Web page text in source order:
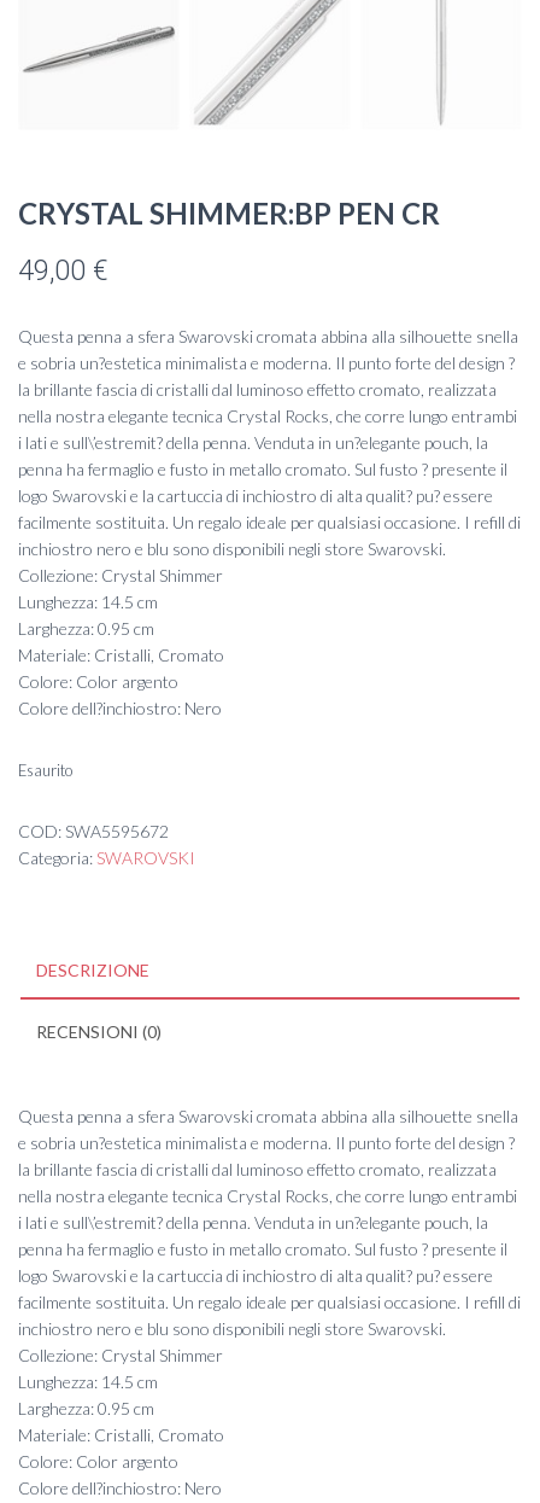
CRYSTAL SHIMMER:BP PEN CR
49,00 €
Questa penna a sfera Swarovski cromata abbina alla silhouette snella
e sobria un?estetica minimalista e moderna. Il punto forte del design ?
la brillante fascia di cristalli dal luminoso effetto cromato, realizzata
nella nostra elegante tecnica Crystal Rocks, che corre lungo entrambi
i lati e sull\’estremit? della penna. Venduta in un?elegante pouch, la
penna ha fermaglio e fusto in metallo cromato. Sul fusto ? presente il
logo Swarovski e la cartuccia di inchiostro di alta qualit? pu? essere
facilmente sostituita. Un regalo ideale per qualsiasi occasione. I refill di
inchiostro nero e blu sono disponibili negli store Swarovski.
Collezione: Crystal Shimmer
Lunghezza: 14.5 cm
Larghezza: 0.95 cm
Materiale: Cristalli, Cromato
Colore: Color argento
Colore dell?inchiostro: Nero
Esaurito
COD: SWA5595672
Categoria: SWAROVSKI
DESCRIZIONE
RECENSIONI (0)
Questa penna a sfera Swarovski cromata abbina alla silhouette snella
e sobria un?estetica minimalista e moderna. Il punto forte del design ?
la brillante fascia di cristalli dal luminoso effetto cromato, realizzata
nella nostra elegante tecnica Crystal Rocks, che corre lungo entrambi
i lati e sull\’estremit? della penna. Venduta in un?elegante pouch, la
penna ha fermaglio e fusto in metallo cromato. Sul fusto ? presente il
logo Swarovski e la cartuccia di inchiostro di alta qualit? pu? essere
facilmente sostituita. Un regalo ideale per qualsiasi occasione. I refill di
inchiostro nero e blu sono disponibili negli store Swarovski.
Collezione: Crystal Shimmer
Lunghezza: 14.5 cm
Larghezza: 0.95 cm
Materiale: Cristalli, Cromato
Colore: Color argento
Colore dell?inchiostro: Nero